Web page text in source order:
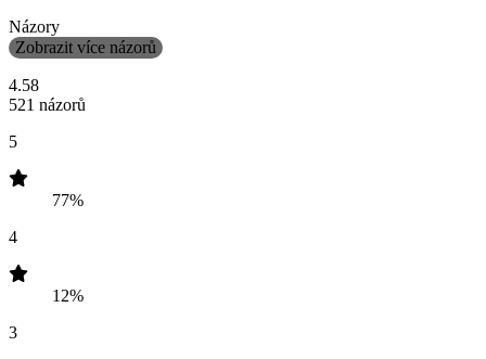
Názory
Zobrazit více názorů
4.58
521 názorů
5
77%
4
12%
3